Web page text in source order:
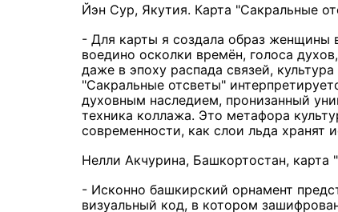
Йэн Сур, Якутия. Карта "Сакральные
- Для карты я создала образ женщины
воедино осколки времён, голоса
даже в эпоху распада связей,
"Сакральные отсветы"
духовным наследием, пронизанный
техника коллажа. Это метафора
современности, как слои льда хранят
Нелли Акчурина, Башкортостан, карта
- Исконно башкирский орнамент
визуальный код, в котором